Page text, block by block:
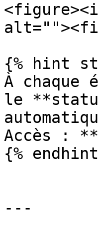
{% hint
À
le
Accès :
{%
---